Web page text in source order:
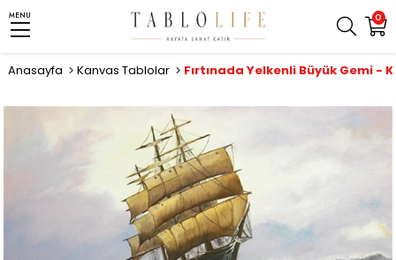
0
MENU
Anasayfa Kanvas Tablolar Fırtınada Yelkenli Büyük Gemi -